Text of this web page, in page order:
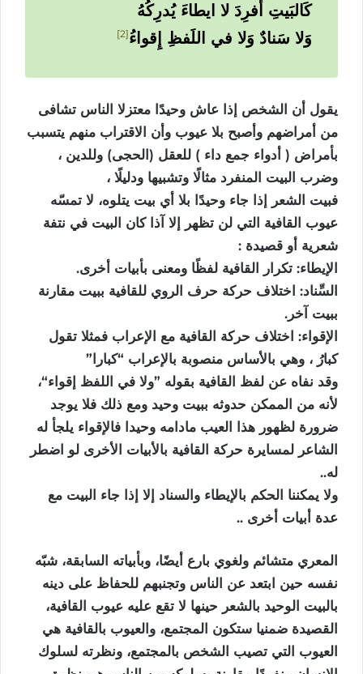
كَالبَيتِ أُفرِدَ لا ايطاءَ يُدرِكُهُ
وَلا سَنادٌ وَلا في اللَفظِ إِقواءُ 2
يقول أن الشخص إذا عاش وحيدًا معتزلا الناس تشافى
من أمراضهم وأصبح بلا عيوب وأن الاقتراب منهم يتسبب
بأمراض ( أدواء جمع داء ) للعقل (الحجى) وللدين ،
وضرب البيت المنفرد مثالًا وتشبيها ودليلًا ،
فبيت الشعر إذا جاء وحيدًا بلا أي بيت يتلوه، لا تمسّه
عيوب القافية التي لن تظهر إلا آذا كان البيت في نتفة
شعرية أو قصيدة :
الإيطاء: تكرار القافية لفظًا ومعنى بأبيات أخرى.
السِّناد: اختلاف حركة حرف الروي للقافية ببيت مقارنة
ببيت آخر.
الإقواء: اختلاف حركة القافية مع الإعراب فمثلا تقول
كبارُ ، وهي بالأساس منصوبة بالإعراب “كبارا”
وقد نفاه عن لفظ القافية بقوله ”ولا في اللفظ إقواء“،
لأنه من الممكن حدوثه ببيت وحيد ومع ذلك فلا يوجد
ضرورة لظهور هذا العيب مادامه وحيدا فالإقواء يلجأ له
الشاعر لمسايرة حركة القافية بالأبيات الأخرى لو اضطر
له..
ولا يمكننا الحكم بالإيطاء والسناد إلا إذا جاء البيت مع
عدة أبيات أخرى ..
المعري متشائم ولغوي بارع أيضًا، وبأبياته السابقة، شبّه
نفسه حين ابتعد عن الناس وتجنبهم للحفاظ على دينه
بالبيت الوحيد بالشعر حينها لا تقع عليه عيوب القافية،
القصيدة ضمنيا ستكون المجتمع، والعيوب بالقافية هي
العيوب التي تصيب الشخص بالمجتمع، ونظرته لسلوك